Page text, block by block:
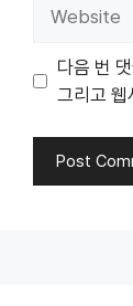
다음 번
그리고 웹